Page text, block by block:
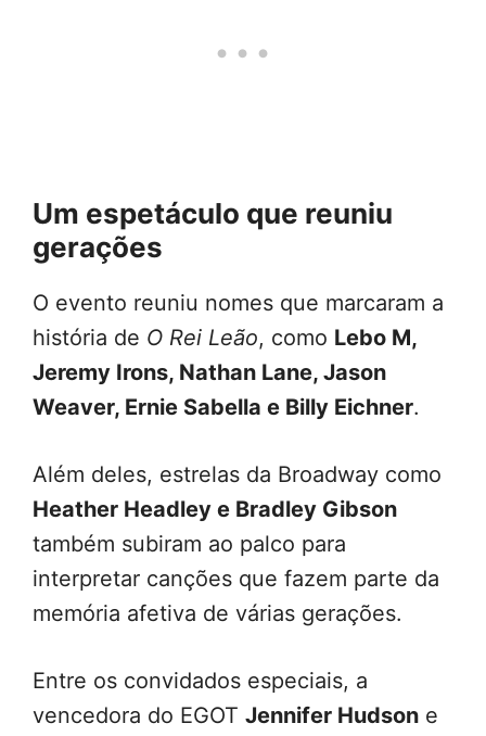
Um espetáculo que reuniu
gerações
O evento reuniu nomes que marcaram a
história de O Rei Leão, como Lebo M,
Jeremy Irons, Nathan Lane, Jason
Weaver, Ernie Sabella e Billy Eichner.
Além deles, estrelas da Broadway como
Heather Headley e Bradley Gibson
também subiram ao palco para
interpretar canções que fazem parte da
memória afetiva de várias gerações.
Entre os convidados especiais, a
vencedora do EGOT Jennifer Hudson e